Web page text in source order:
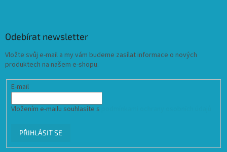
Odebírat newsletter
Vložte svůj e-mail a my vám budeme zasílat informace o nových
produktech na našem e-shopu.
E-mail
Vložením e-mailu souhlasíte s
PŘIHLÁSIT SE